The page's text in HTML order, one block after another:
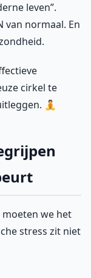
leven”.
van normaal. En
cirkel te
🧘
we het
stress zit niet